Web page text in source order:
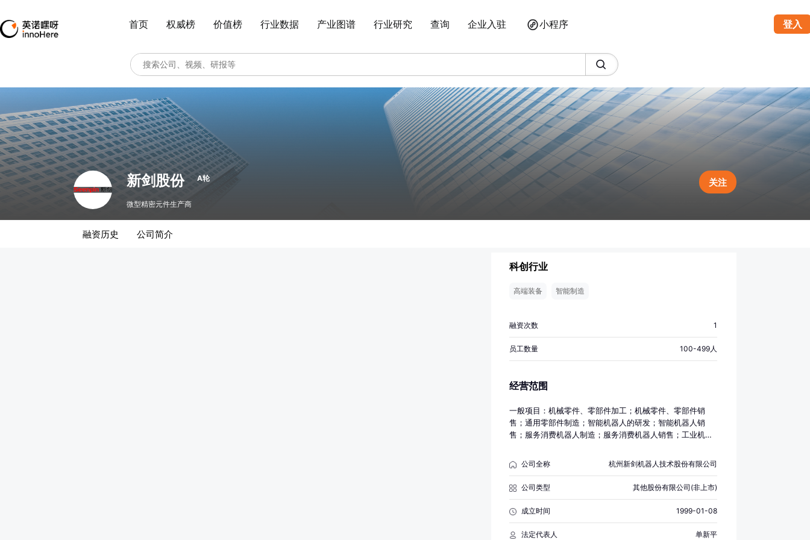
首页 权威榜 价值榜 行业数据 产业图谱 行业研究 查询 企业入驻 小程序 登入
新剑股份 A轮
微型精密元件生产商
关注
融资历史 公司简介
科创行业
高端装备 智能制造
融资次数 1
员工数量 100-499人
经营范围
一般项目：机械零件、零部件加工；机械零件、零部件销
售；通用零部件制造；智能机器人的研发；智能机器人销
售；服务消费机器人制造；服务消费机器人销售；工业机器
配件制造；机床功能部件及附件制造；机床功能部件及附件
销售；可穿戴智能设备制造；可穿戴智能设备销售；高速精
密齿轮传动装置销售；齿轮及齿轮减、变速箱制造；齿轮及
齿轮减、变速箱销售；轴承、齿轮和传动部件制造；轴承、
齿轮和传动部件销售；计算机软硬件及外围设备制造；钟表
技术服务、技术开发、技术咨询、技术交流、技术转让、技
公司全称 杭州新剑机器人技术股份有限公司
公司类型 其他股份有限公司(非上市)
成立时间 1999-01-08
法定代表人 单新平